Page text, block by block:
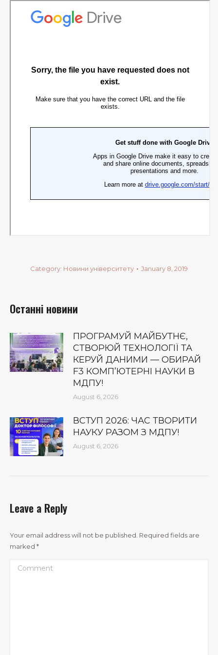
Category: Новини університету January 8, 2019
Останні новини
ПРОГРАМУЙ МАЙБУТНЄ,
СТВОРЮЙ ТЕХНОЛОГІЇ ТА
КЕРУЙ ДАНИМИ — ОБИРАЙ
F3 КОМП’ЮТЕРНІ НАУКИ В
МДПУ!
August 6, 2026
ВСТУП 2026: ЧАС ТВОРИТИ
НАУКУ РАЗОМ З МДПУ!
August 6, 2026
Leave a Reply
Your email address will not be published. Required fields are
marked *
Comment